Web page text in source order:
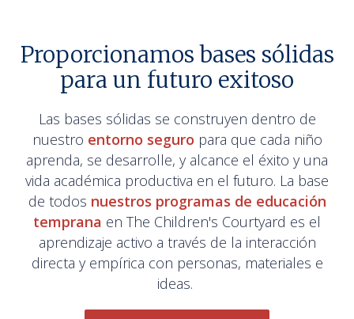
Proporcionamos bases sólidas
para un futuro exitoso
Las bases sólidas se construyen dentro de
nuestro entorno seguro para que cada niño
aprenda, se desarrolle, y alcance el éxito y una
vida académica productiva en el futuro. La base
de todos nuestros programas de educación
temprana en The Children's Courtyard es el
aprendizaje activo a través de la interacción
directa y empírica con personas, materiales e
ideas.